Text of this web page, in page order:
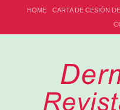
HOME CARTA DE CESIÓN